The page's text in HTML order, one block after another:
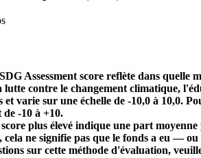
Assessment score reflète dans quelle
lutte contre le changement climatique,
et varie sur une échelle de -10,0 à 10,0.
-10 à +10.
score plus élevé indique une part
cela ne signifie pas que le fonds a eu —
sur cette méthode d'évaluation,